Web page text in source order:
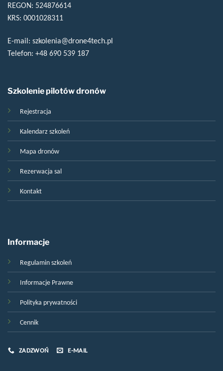
REGON: 524876614
KRS: 0001028311
E-mail: szkolenia@drone4tech.pl
Telefon: +48 690 539 187
Szkolenie pilotów dronów
Rejestracja
Kalendarz szkoleń
Mapa dronów
Rezerwacja sal
Kontakt
Informacje
Regulamin szkoleń
Informacje Prawne
Polityka prywatności
Cennik
ZADZWOŃ E-MAIL